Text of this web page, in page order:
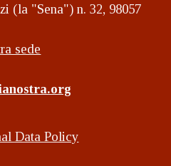
(la "Sena") n. 32, 98057
sede
Data Policy